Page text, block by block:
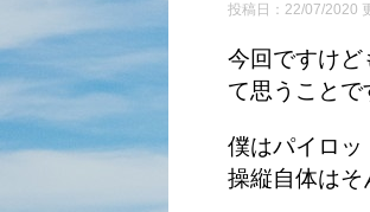
投稿日：22/07/2020
今回ですけど
て思うことで
僕はパイロッ
操縦自体はそ